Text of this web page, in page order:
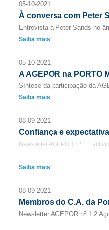
05-10-2021
À conversa com Peter
Entrevista a Peter Sands no
Saiba mais
05-10-2021
A AGEPOR na PORTO
Síntese da participação da
Saiba mais
08-09-2021
Confiança e
Newsletter AGEPOR nº 1.1
Saiba mais
08-09-2021
Membros do C.A. da
Newsletter AGEPOR nº 1.2